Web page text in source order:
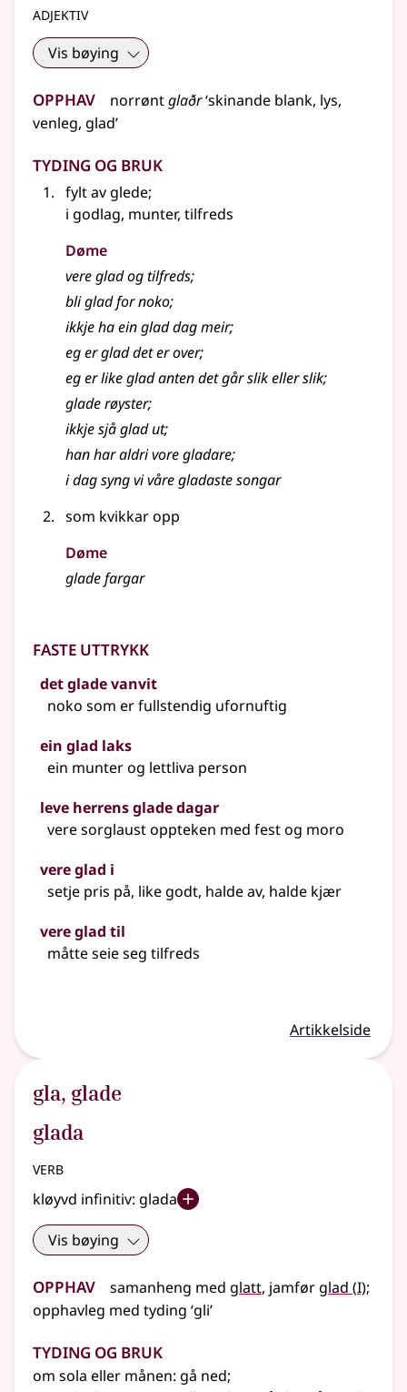
adjektiv
Vis bøying
Opphav norrøntglaðr‘skinande blank, lys,
venleg, glad’
Tyding og bruk
fylt av glede;
i godlag, munter, tilfreds
Døme
vere glad og tilfreds;
bli glad for noko;
ikkje ha ein glad dag meir;
eg er glad det er over;
eg er like glad anten det går slik eller slik;
glade røyster;
ikkje sjå glad ut;
han har aldri vore gladare;
i dag syng vi våre gladaste songar
som kvikkar opp
Døme
glade fargar
Faste uttrykk
det glade vanvit
noko som er fullstendig ufornuftig
ein glad laks
ein munter og lettliva person
leve herrens glade dagar
vere sorglaust oppteken med fest og moro
vere glad i
setje pris på, like godt, halde av, halde kjær
vere glad til
måtte seie seg tilfreds
Artikkelside
gla, glade
glada
verb
kløyvd infinitiv: glada
Vis bøying
Opphav samanheng med glatt, jamfør glad (1
I);
opphavleg med tyding ‘gli’
Tyding og bruk
om sola eller månen: gå ned;